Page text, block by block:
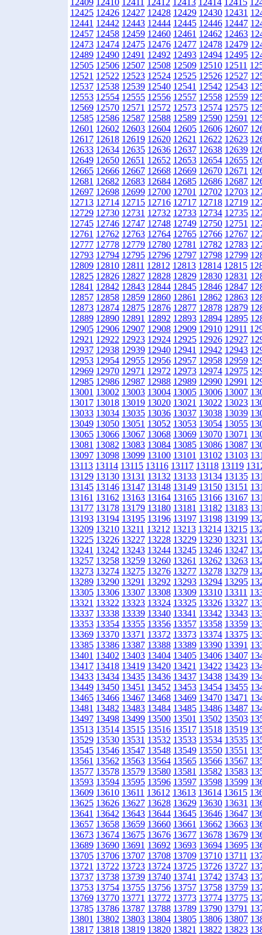
12409 12410 12411 12412 12413 12414 12415
12425 12426 12427 12428 12429 12430 12431
12441 12442 12443 12444 12445 12446 12447
12457 12458 12459 12460 12461 12462 12463
12473 12474 12475 12476 12477 12478 12479
12489 12490 12491 12492 12493 12494 12495
12505 12506 12507 12508 12509 12510 12511
12521 12522 12523 12524 12525 12526 12527
12537 12538 12539 12540 12541 12542 12543
12553 12554 12555 12556 12557 12558 12559
12569 12570 12571 12572 12573 12574 12575
12585 12586 12587 12588 12589 12590 12591
12601 12602 12603 12604 12605 12606 12607
12617 12618 12619 12620 12621 12622 12623
12633 12634 12635 12636 12637 12638 12639
12649 12650 12651 12652 12653 12654 12655
12665 12666 12667 12668 12669 12670 12671
12681 12682 12683 12684 12685 12686 12687
12697 12698 12699 12700 12701 12702 12703
12713 12714 12715 12716 12717 12718 12719
12729 12730 12731 12732 12733 12734 12735
12745 12746 12747 12748 12749 12750 12751
12761 12762 12763 12764 12765 12766 12767
12777 12778 12779 12780 12781 12782 12783
12793 12794 12795 12796 12797 12798 12799
12809 12810 12811 12812 12813 12814 12815
12825 12826 12827 12828 12829 12830 12831
12841 12842 12843 12844 12845 12846 12847
12857 12858 12859 12860 12861 12862 12863
12873 12874 12875 12876 12877 12878 12879
12889 12890 12891 12892 12893 12894 12895
12905 12906 12907 12908 12909 12910 12911
12921 12922 12923 12924 12925 12926 12927
12937 12938 12939 12940 12941 12942 12943
12953 12954 12955 12956 12957 12958 12959
12969 12970 12971 12972 12973 12974 12975
12985 12986 12987 12988 12989 12990 12991
13001 13002 13003 13004 13005 13006 13007
13017 13018 13019 13020 13021 13022 13023
13033 13034 13035 13036 13037 13038 13039
13049 13050 13051 13052 13053 13054 13055
13065 13066 13067 13068 13069 13070 13071
13081 13082 13083 13084 13085 13086 13087
13097 13098 13099 13100 13101 13102 13103
13113 13114 13115 13116 13117 13118 13119
13129 13130 13131 13132 13133 13134 13135
13145 13146 13147 13148 13149 13150 13151
13161 13162 13163 13164 13165 13166 13167
13177 13178 13179 13180 13181 13182 13183
13193 13194 13195 13196 13197 13198 13199
13209 13210 13211 13212 13213 13214 13215
13225 13226 13227 13228 13229 13230 13231
13241 13242 13243 13244 13245 13246 13247
13257 13258 13259 13260 13261 13262 13263
13273 13274 13275 13276 13277 13278 13279
13289 13290 13291 13292 13293 13294 13295
13305 13306 13307 13308 13309 13310 13311
13321 13322 13323 13324 13325 13326 13327
13337 13338 13339 13340 13341 13342 13343
13353 13354 13355 13356 13357 13358 13359
13369 13370 13371 13372 13373 13374 13375
13385 13386 13387 13388 13389 13390 13391
13401 13402 13403 13404 13405 13406 13407
13417 13418 13419 13420 13421 13422 13423
13433 13434 13435 13436 13437 13438 13439
13449 13450 13451 13452 13453 13454 13455
13465 13466 13467 13468 13469 13470 13471
13481 13482 13483 13484 13485 13486 13487
13497 13498 13499 13500 13501 13502 13503
13513 13514 13515 13516 13517 13518 13519
13529 13530 13531 13532 13533 13534 13535
13545 13546 13547 13548 13549 13550 13551
13561 13562 13563 13564 13565 13566 13567
13577 13578 13579 13580 13581 13582 13583
13593 13594 13595 13596 13597 13598 13599
13609 13610 13611 13612 13613 13614 13615
13625 13626 13627 13628 13629 13630 13631
13641 13642 13643 13644 13645 13646 13647
13657 13658 13659 13660 13661 13662 13663
13673 13674 13675 13676 13677 13678 13679
13689 13690 13691 13692 13693 13694 13695
13705 13706 13707 13708 13709 13710 13711
13721 13722 13723 13724 13725 13726 13727
13737 13738 13739 13740 13741 13742 13743
13753 13754 13755 13756 13757 13758 13759
13769 13770 13771 13772 13773 13774 13775
13785 13786 13787 13788 13789 13790 13791
13801 13802 13803 13804 13805 13806 13807
13817 13818 13819 13820 13821 13822 13823